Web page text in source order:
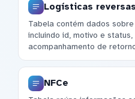
Logísticas reversas
Tabela contém dados
incluindo id, motivo e
acompanhamento de
NFCe